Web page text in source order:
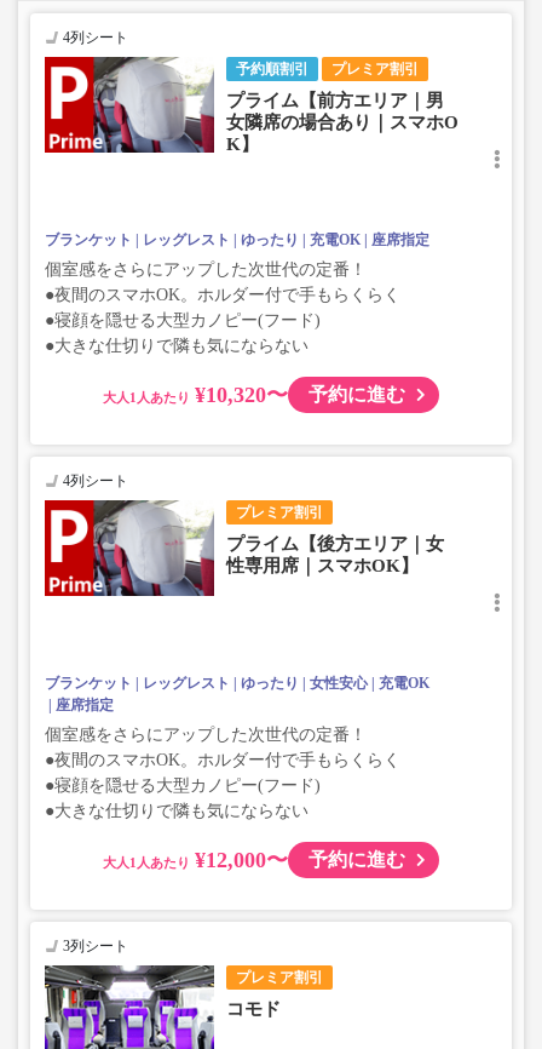
予約順割引 プレミア割引
4列シート
プライム【前方エリア｜男
女隣席の場合あり｜スマホO
K】
ブランケット レッグレスト ゆったり 充電OK 座席指定
個室感をさらにアップした次世代の定番！
●夜間のスマホOK。ホルダー付で手もらくらく
●寝顔を隠せる大型カノピー(フード)
●大きな仕切りで隣も気にならない
大人 ¥10,320〜 予約に進む
プレミア割引
4列シート
プライム【後方エリア｜女
性専用席｜スマホOK】
ブランケット レッグレスト ゆったり 女性安心
充電OK
座席指定
個室感をさらにアップした次世代の定番！
●夜間のスマホOK。ホルダー付で手もらくらく
●寝顔を隠せる大型カノピー(フード)
●大きな仕切りで隣も気にならない
大人 ¥12,000〜 予約に進む
プレミア割引
3列シート
コモド